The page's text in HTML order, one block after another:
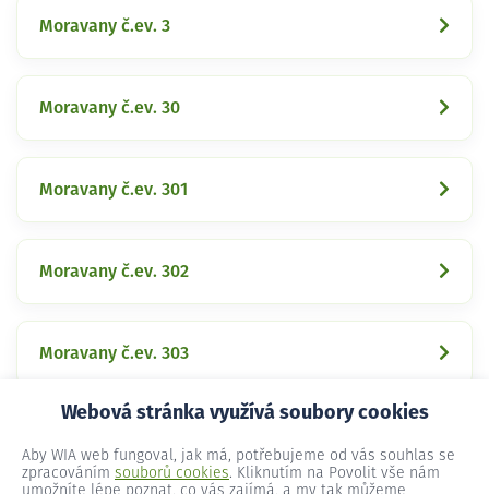
Webová stránka využívá soubory cookies
Aby WIA web fungoval, jak má, potřebujeme od vás souhlas se
zpracováním souborů cookies. Kliknutím na Povolit vše nám
umožníte lépe poznat, co vás zajímá, a my tak můžeme
Moravany č.ev. 3
Moravany č.ev. 30
Moravany č.ev. 301
Moravany č.ev. 302
Moravany č.ev. 303